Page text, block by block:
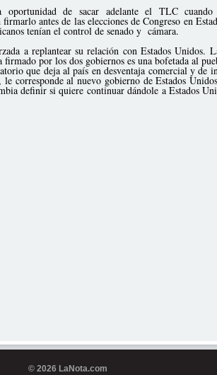
oportunidad de sacar adelante el TLC
antes de las elecciones de Congreso en
tenían el control de senado y cámara.
a replantear su relación con Estados Unidos.
firmado por los dos gobiernos es una bofetada al
que deja al país en desventaja comercial y de
le corresponde al nuevo gobierno de Estados
definir si quiere continuar dándole a Estados
© 2026 LaNota.com